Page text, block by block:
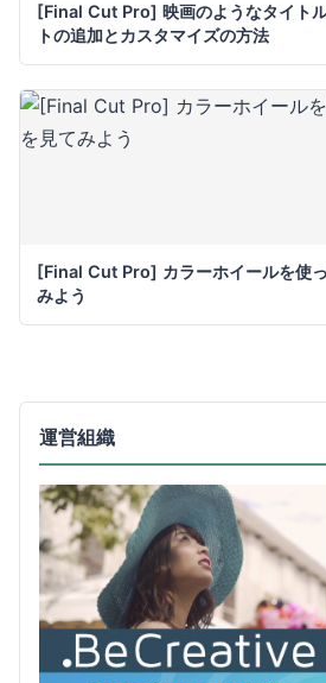
[Final Cut Pro] 映画のようなタイト
トの追加とカスタマイズの方法
[Final Cut Pro] カラーホイールを使
みよう
運営組織